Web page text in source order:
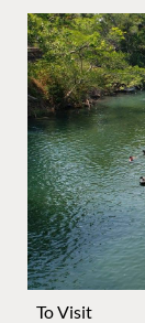
To Visit